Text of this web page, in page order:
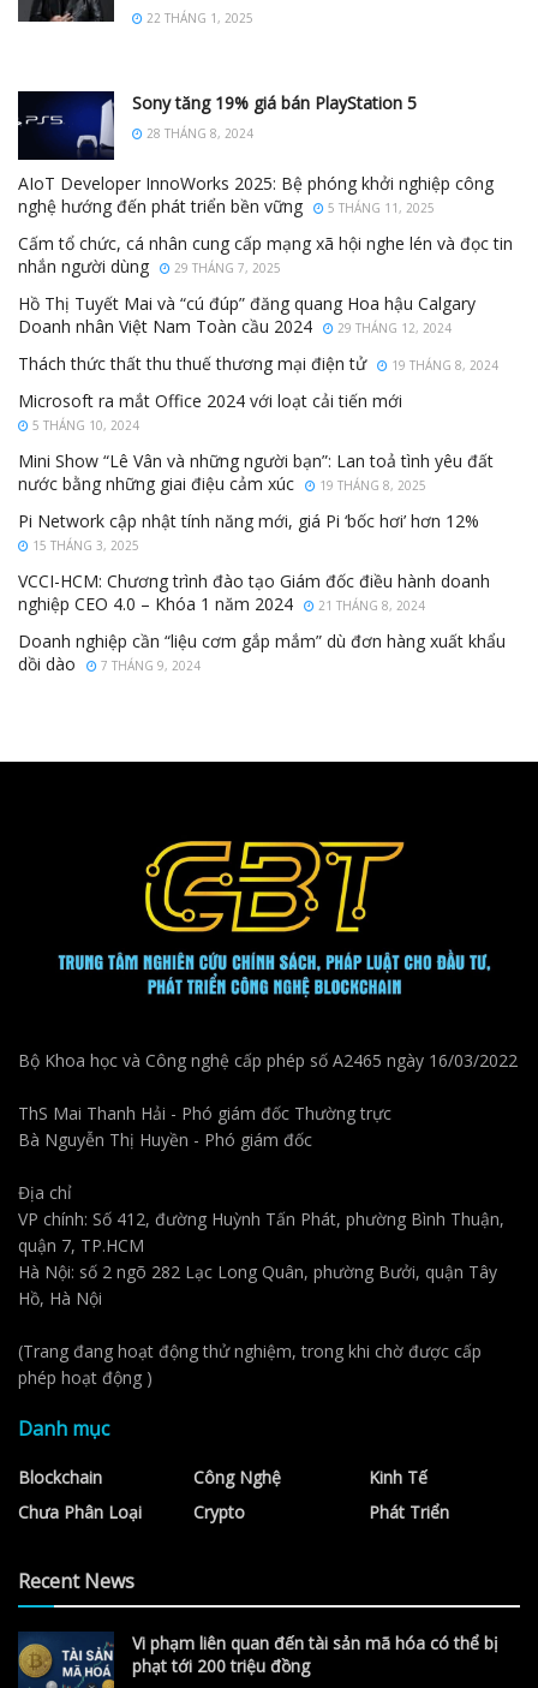
22 THÁNG 1, 2025
Sony tăng 19% giá bán PlayStation 5
28 THÁNG 8, 2024
AIoT Developer InnoWorks 2025: Bệ phóng khởi nghiệp công
nghệ hướng đến phát triển bền vững
5 THÁNG 11, 2025
Cấm tổ chức, cá nhân cung cấp mạng xã hội nghe lén và đọc tin
nhắn người dùng
29 THÁNG 7, 2025
Hồ Thị Tuyết Mai và “cú đúp” đăng quang Hoa hậu Calgary
Doanh nhân Việt Nam Toàn cầu 2024
29 THÁNG 12, 2024
Thách thức thất thu thuế thương mại điện tử 19 THÁNG 8, 2024
Microsoft ra mắt Office 2024 với loạt cải tiến mới
5 THÁNG 10, 2024
Mini Show “Lê Vân và những người bạn”: Lan toả tình yêu đất
nước bằng những giai điệu cảm xúc
19 THÁNG 8, 2025
Pi Network cập nhật tính năng mới, giá Pi ‘bốc hơi’ hơn 12%
15 THÁNG 3, 2025
VCCI-HCM: Chương trình đào tạo Giám đốc điều hành doanh
nghiệp CEO 4.0 – Khóa 1 năm 2024
21 THÁNG 8, 2024
Doanh nghiệp cần “liệu cơm gắp mắm” dù đơn hàng xuất khẩu
dồi dào
7 THÁNG 9, 2024
Bộ Khoa học và Công nghệ cấp phép số A2465 ngày 16/03/2022
ThS Mai Thanh Hải - Phó giám đốc Thường trực
Bà Nguyễn Thị Huyền - Phó giám đốc
Địa chỉ
VP chính: Số 412, đường Huỳnh Tấn Phát, phường Bình Thuận,
quận 7, TP.HCM
Hà Nội: số 2 ngõ 282 Lạc Long Quân, phường Bưởi, quận Tây
Hồ, Hà Nội
(Trang đang hoạt động thử nghiệm, trong khi chờ được cấp
phép hoạt động )
Danh mục
Blockchain
Chưa Phân Loại
Công Nghệ
Crypto
Kinh Tế
Phát Triển
Recent News
Vi phạm liên quan đến tài sản mã hóa có thể bị
phạt tới 200 triệu đồng